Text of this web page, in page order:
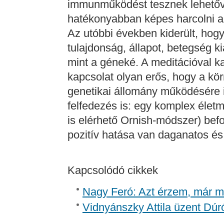
immunműködést tesznek
hatékonyabban képes harcolni
Az utóbbi években kiderült,
tulajdonság, állapot, betegség
mint a géneké. A meditációval
kapcsolat olyan erős, hogy a
genetikai állomány
felfedezés is: egy komplex
is elérhető Ornish-módszer)
pozitív hatása van daganatos
Kapcsolódó cikkek
Nagy Feró: Azt érzem, már
Vidnyánszky Attila üzent